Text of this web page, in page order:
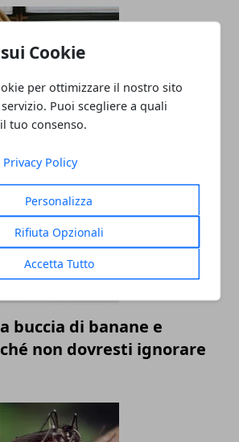
Cookie
per ottimizzare il nostro sito
Puoi scegliere a quali
tuo consenso.
Privacy Policy
Personalizza
Rifiuta Opzionali
Accetta Tutto
da fare da casa nel 2025
buccia di banane e
non dovresti ignorare